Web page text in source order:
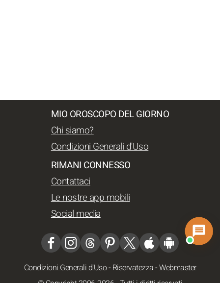
MIO OROSCOPO DEL GIORNO
Chi siamo?
Condizioni Generali d'Uso
RIMANI CONNESSO
Contattaci
Le nostre app mobili
Social media
Condizioni Generali d'Uso- Riservatezza-Webmaster